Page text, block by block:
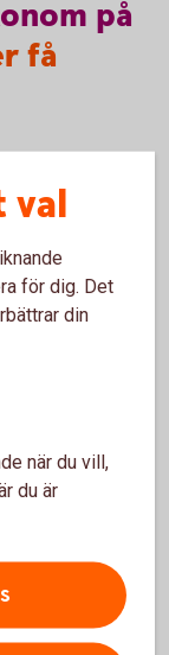
på
få
att besöka
dina
ut när du går i
val
för dig. Det
din
när du vill,
du är